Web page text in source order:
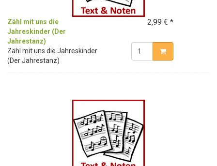
Zähl mit uns die
Jahreskinder (Der
Jahrestanz)
Zähl mit uns die Jahreskinder
(Der Jahrestanz)
2,99 € *